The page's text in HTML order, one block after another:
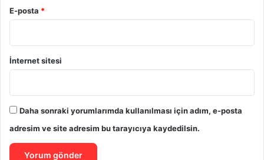
E-posta *
İnternet sitesi
Daha sonraki yorumlarımda kullanılması için adım, e-posta
adresim ve site adresim bu tarayıcıya kaydedilsin.